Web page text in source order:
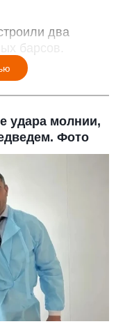
два
барсов.
удара молнии,
Фото